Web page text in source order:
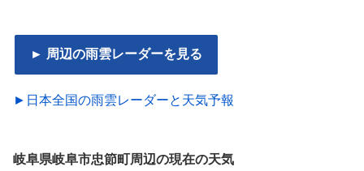
► 周辺の雨雲レーダーを見る
►日本全国の雨雲レーダーと天気予報
岐阜県岐阜市忠節町周辺の現在の天気